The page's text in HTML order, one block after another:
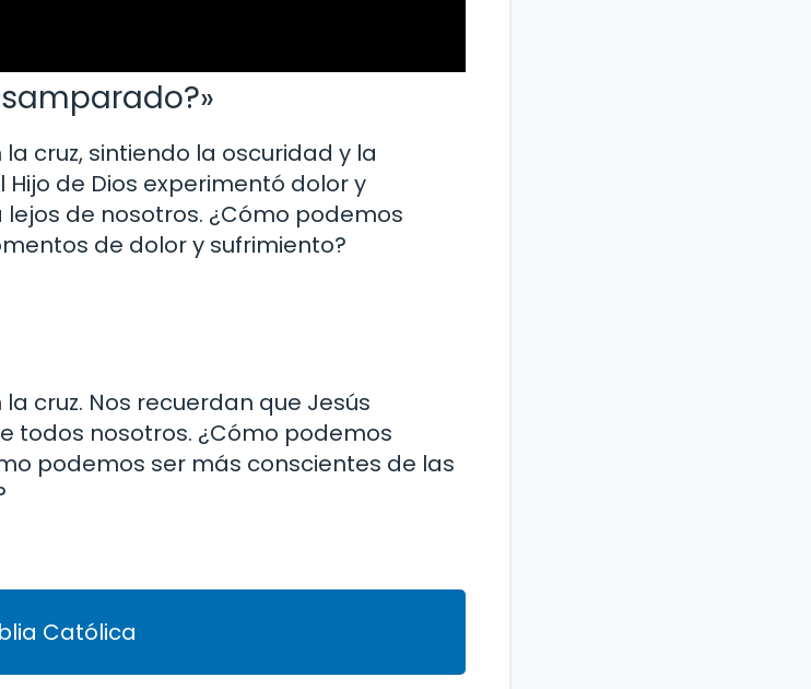
cruz, sintiendo la oscuridad y la
de Dios experimentó dolor y
de nosotros. ¿Cómo podemos
de dolor y sufrimiento?
cruz. Nos recuerdan que Jesús
todos nosotros. ¿Cómo podemos
podemos ser más conscientes de las
Católica